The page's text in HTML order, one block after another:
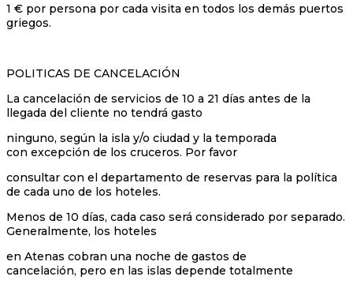
1 € por persona por cada visita en todos los demás puertos
griegos.
POLITICAS DE CANCELACIÓN
La cancelación de servicios de 10 a 21 días antes de la
llegada del cliente no tendrá gasto
ninguno, según la isla y/o ciudad y la temporada
con excepción de los cruceros. Por favor
consultar con el departamento de reservas para la política
de cada uno de los hoteles.
Menos de 10 días, cada caso será considerado por separado.
Generalmente, los hoteles
en Atenas cobran una noche de gastos de
cancelación, pero en las islas depende totalmente